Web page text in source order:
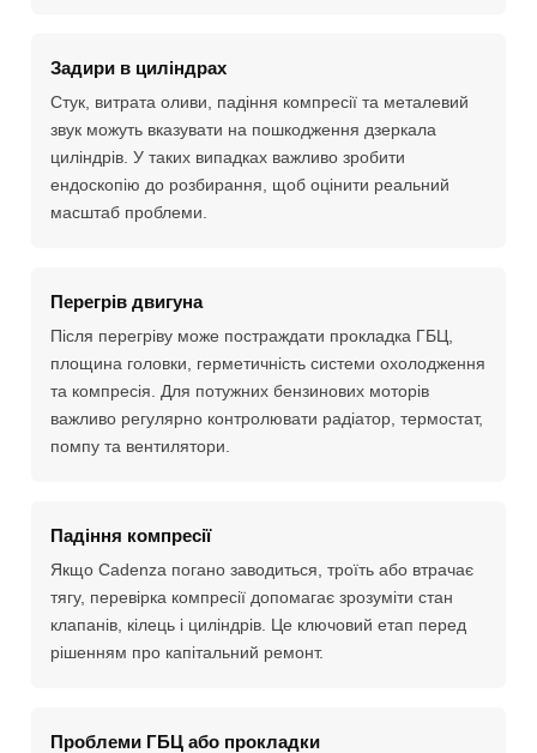
Задири в циліндрах
Стук, витрата оливи, падіння компресії та металевий
звук можуть вказувати на пошкодження дзеркала
циліндрів. У таких випадках важливо зробити
ендоскопію до розбирання, щоб оцінити реальний
масштаб проблеми.
Перегрів двигуна
Після перегріву може постраждати прокладка ГБЦ,
площина головки, герметичність системи охолодження
та компресія. Для потужних бензинових моторів
важливо регулярно контролювати радіатор, термостат,
помпу та вентилятори.
Падіння компресії
Якщо Cadenza погано заводиться, троїть або втрачає
тягу, перевірка компресії допомагає зрозуміти стан
клапанів, кілець і циліндрів. Це ключовий етап перед
рішенням про капітальний ремонт.
Проблеми ГБЦ або прокладки